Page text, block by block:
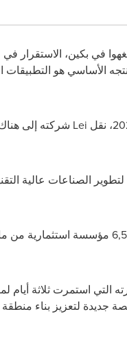
في بكين، الاستقرار في
هو التطبيقات
Lei شركته إلى
الصناعات عالية
اليوم، أصبحت منطقة التعاون هذه مركزًا للابتكار وريادة الأعمال، حيث
استمرت ثلاثة أيام
جديدة لتعزيز بناء منطقة